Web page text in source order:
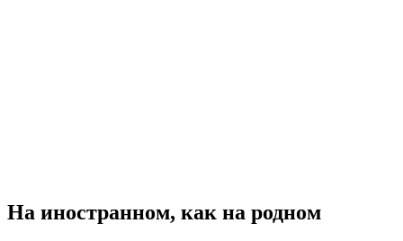
На иностранном, как на родном